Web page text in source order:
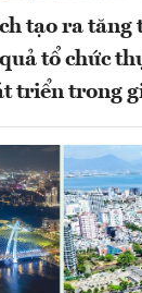
tạo ra tăng
tổ chức
triển trong